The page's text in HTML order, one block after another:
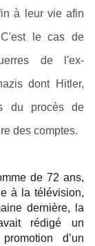
à leur vie afin
le cas de
de l'ex-
dont Hitler,
du procès de
des comptes.
de 72 ans,
à la télévision,
dernière, la
rédigé un
d’un